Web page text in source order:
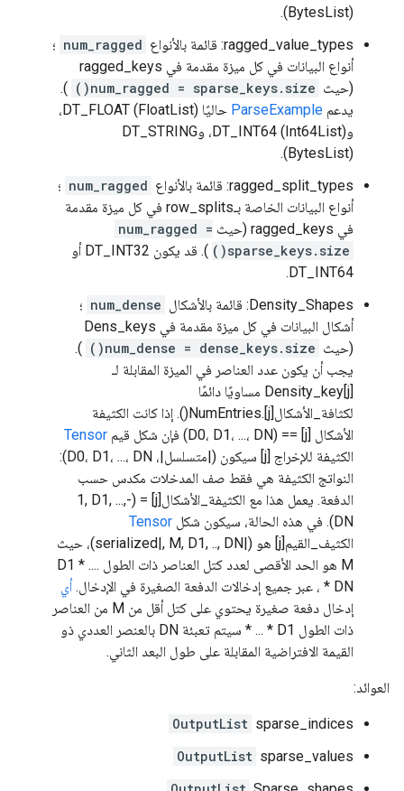
(BytesList).
ragged_value_types: قائمة بالأنواع
num_ragged ؛
أنواع البيانات في كل ميزة مقدمة في ragged_keys
(حيث num_ragged = sparse_keys.size()
).
يدعم ParseExample
حاليًا DT_FLOAT (FloatList)،
وDT_INT64 (Int64List)، وDT_STRING
(BytesList).
ragged_split_types: قائمة بالأنواع
num_ragged ؛
أنواع البيانات الخاصة بـrow_splits في كل ميزة مقدمة
في ragged_keys (حيث
num_ragged =
sparse_keys.size()
). قد يكون DT_INT32 أو
DT_INT64.
Density_Shapes: قائمة بالأشكال
num_dense ؛
أشكال البيانات في كل ميزة مقدمة في Dens_keys
(حيث num_dense = dense_keys.size()
).
يجب أن يكون عدد العناصر في الميزة المقابلة لـ
Density_key[j] مساويًا دائمًا
لكثافة_الأشكال[j].NumEntries(). إذا كانت الكثيفة
الأشكال [j] == (D0، D1، ...، DN) فإن شكل قيم
Tensor
الكثيفة للإخراج [j] سيكون (|متسلسل|، D0، D1، ...، DN):
النواتج الكثيفة هي فقط صف المدخلات مكدس حسب
الدفعة. يعمل هذا مع الكثيفة_الأشكال[j] = (-1, D1, ...,
DN). في هذه الحالة، سيكون شكل
Tensor
الكثيف_القيم[j] هو (|serialized|, M, D1, .., DN)، حيث
M هو الحد الأقصى لعدد كتل العناصر ذات الطول D1 * ....
* DN ، عبر جميع إدخالات الدفعة الصغيرة في الإدخال.
أي
إدخال دفعة صغيرة يحتوي على كتل أقل من M من العناصر
ذات الطول D1 * ... * سيتم تعبئة DN بالعنصر العددي ذو
القيمة الافتراضية المقابلة على طول البعد الثاني.
العوائد:
OutputList sparse_indices
OutputList sparse_values